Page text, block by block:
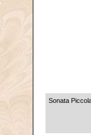
Sonata